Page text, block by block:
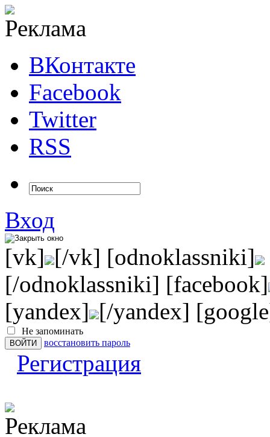
ВКонтакте
Facebook
Twitter
RSS
Вход
[vk] [/vk] [odnoklassniki]
[/odnoklassniki] [facebook]
[yandex] [/yandex]
Не запоминать
восстановить пароль
Регистрация